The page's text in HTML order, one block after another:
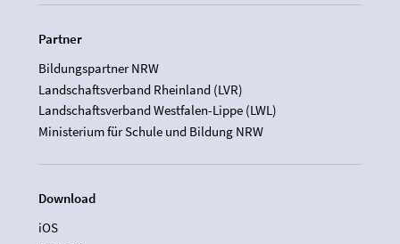
Partner
Bildungspartner NRW
Landschaftsverband Rheinland (LVR)
Landschaftsverband Westfalen-Lippe (LWL)
Ministerium für Schule und Bildung NRW
Download
iOS